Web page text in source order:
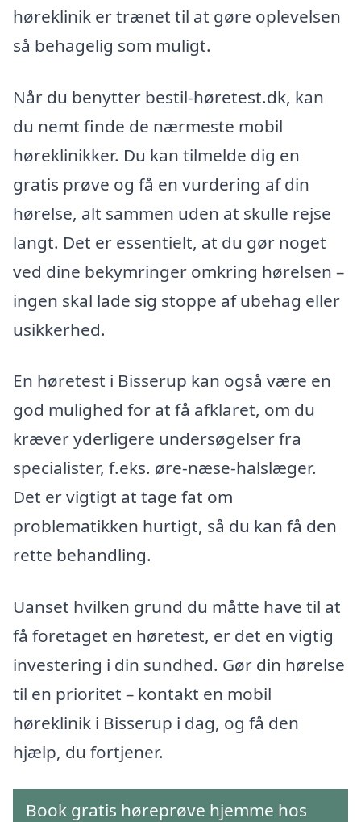
høreklinik er trænet til at gøre oplevelsen
så behagelig som muligt.
Når du benytter bestil-høretest.dk, kan
du nemt finde de nærmeste mobil
høreklinikker. Du kan tilmelde dig en
gratis prøve og få en vurdering af din
hørelse, alt sammen uden at skulle rejse
langt. Det er essentielt, at du gør noget
ved dine bekymringer omkring hørelsen –
ingen skal lade sig stoppe af ubehag eller
usikkerhed.
En høretest i Bisserup kan også være en
god mulighed for at få afklaret, om du
kræver yderligere undersøgelser fra
specialister, f.eks. øre-næse-halslæger.
Det er vigtigt at tage fat om
problematikken hurtigt, så du kan få den
rette behandling.
Uanset hvilken grund du måtte have til at
få foretaget en høretest, er det en vigtig
investering i din sundhed. Gør din hørelse
til en prioritet – kontakt en mobil
høreklinik i Bisserup i dag, og få den
hjælp, du fortjener.
Book gratis høreprøve hjemme hos